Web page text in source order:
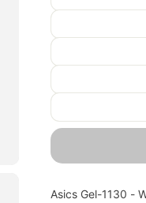
Asics Gel-1130 -